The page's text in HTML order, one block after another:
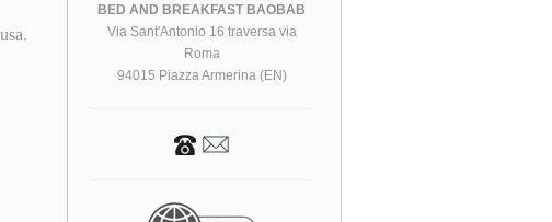
BED AND BREAKFAST BAOBAB
Via Sant'Antonio 16 traversa via
Roma
94015 Piazza Armerina (EN)